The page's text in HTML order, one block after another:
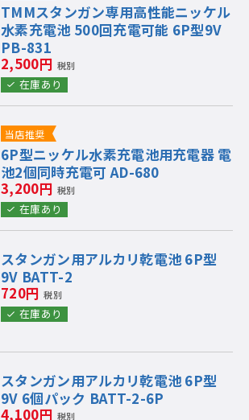
TMMスタンガン専用高性能ニッケル
水素充電池 500回充電可能 6P型9V
PB-831
2,500円 税別
在庫あり
当店推奨
6P型ニッケル水素充電池用充電器 電
池2個同時充電可 AD-680
3,200円 税別
在庫あり
スタンガン用アルカリ乾電池 6P型
9V BATT-2
720円 税別
在庫あり
スタンガン用アルカリ乾電池 6P型
9V 6個パック BATT-2-6P
4,100円 税別